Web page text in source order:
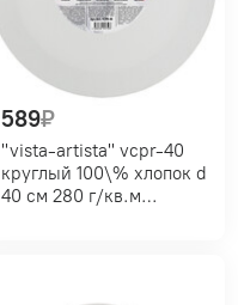
589₽
"vista-artista" vcpr-40
круглый 100\% хлопок d
40 см 280 г/кв.м